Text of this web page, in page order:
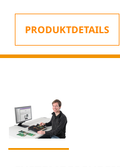
PRODUKTDETAILS